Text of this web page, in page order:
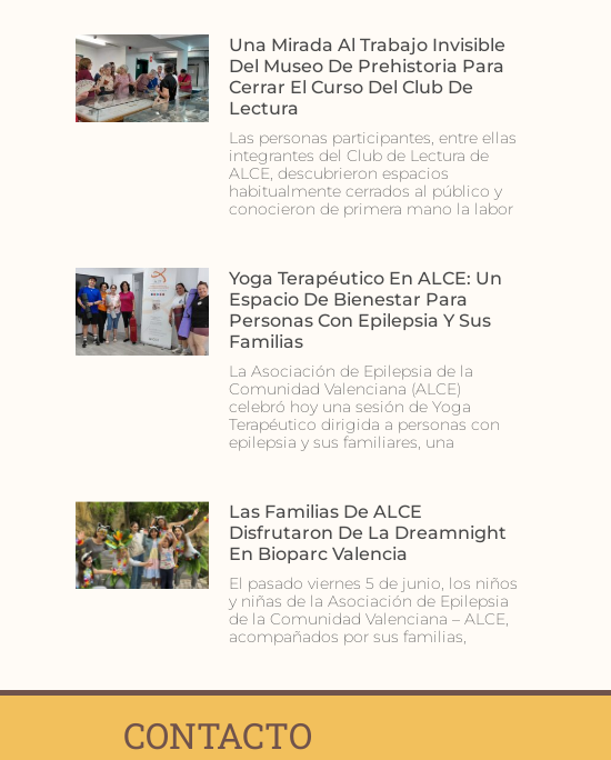
Una Mirada Al Trabajo Invisible
Del Museo De Prehistoria Para
Cerrar El Curso Del Club De
Lectura
Las personas participantes, entre ellas
integrantes del Club de Lectura de
ALCE, descubrieron espacios
habitualmente cerrados al público y
conocieron de primera mano la labor
Yoga Terapéutico En ALCE: Un
Espacio De Bienestar Para
Personas Con Epilepsia Y Sus
Familias
La Asociación de Epilepsia de la
Comunidad Valenciana (ALCE)
celebró hoy una sesión de Yoga
Terapéutico dirigida a personas con
epilepsia y sus familiares, una
Las Familias De ALCE
Disfrutaron De La Dreamnight
En Bioparc Valencia
El pasado viernes 5 de junio, los niños
y niñas de la Asociación de Epilepsia
de la Comunidad Valenciana – ALCE,
acompañados por sus familias,
CONTACTO